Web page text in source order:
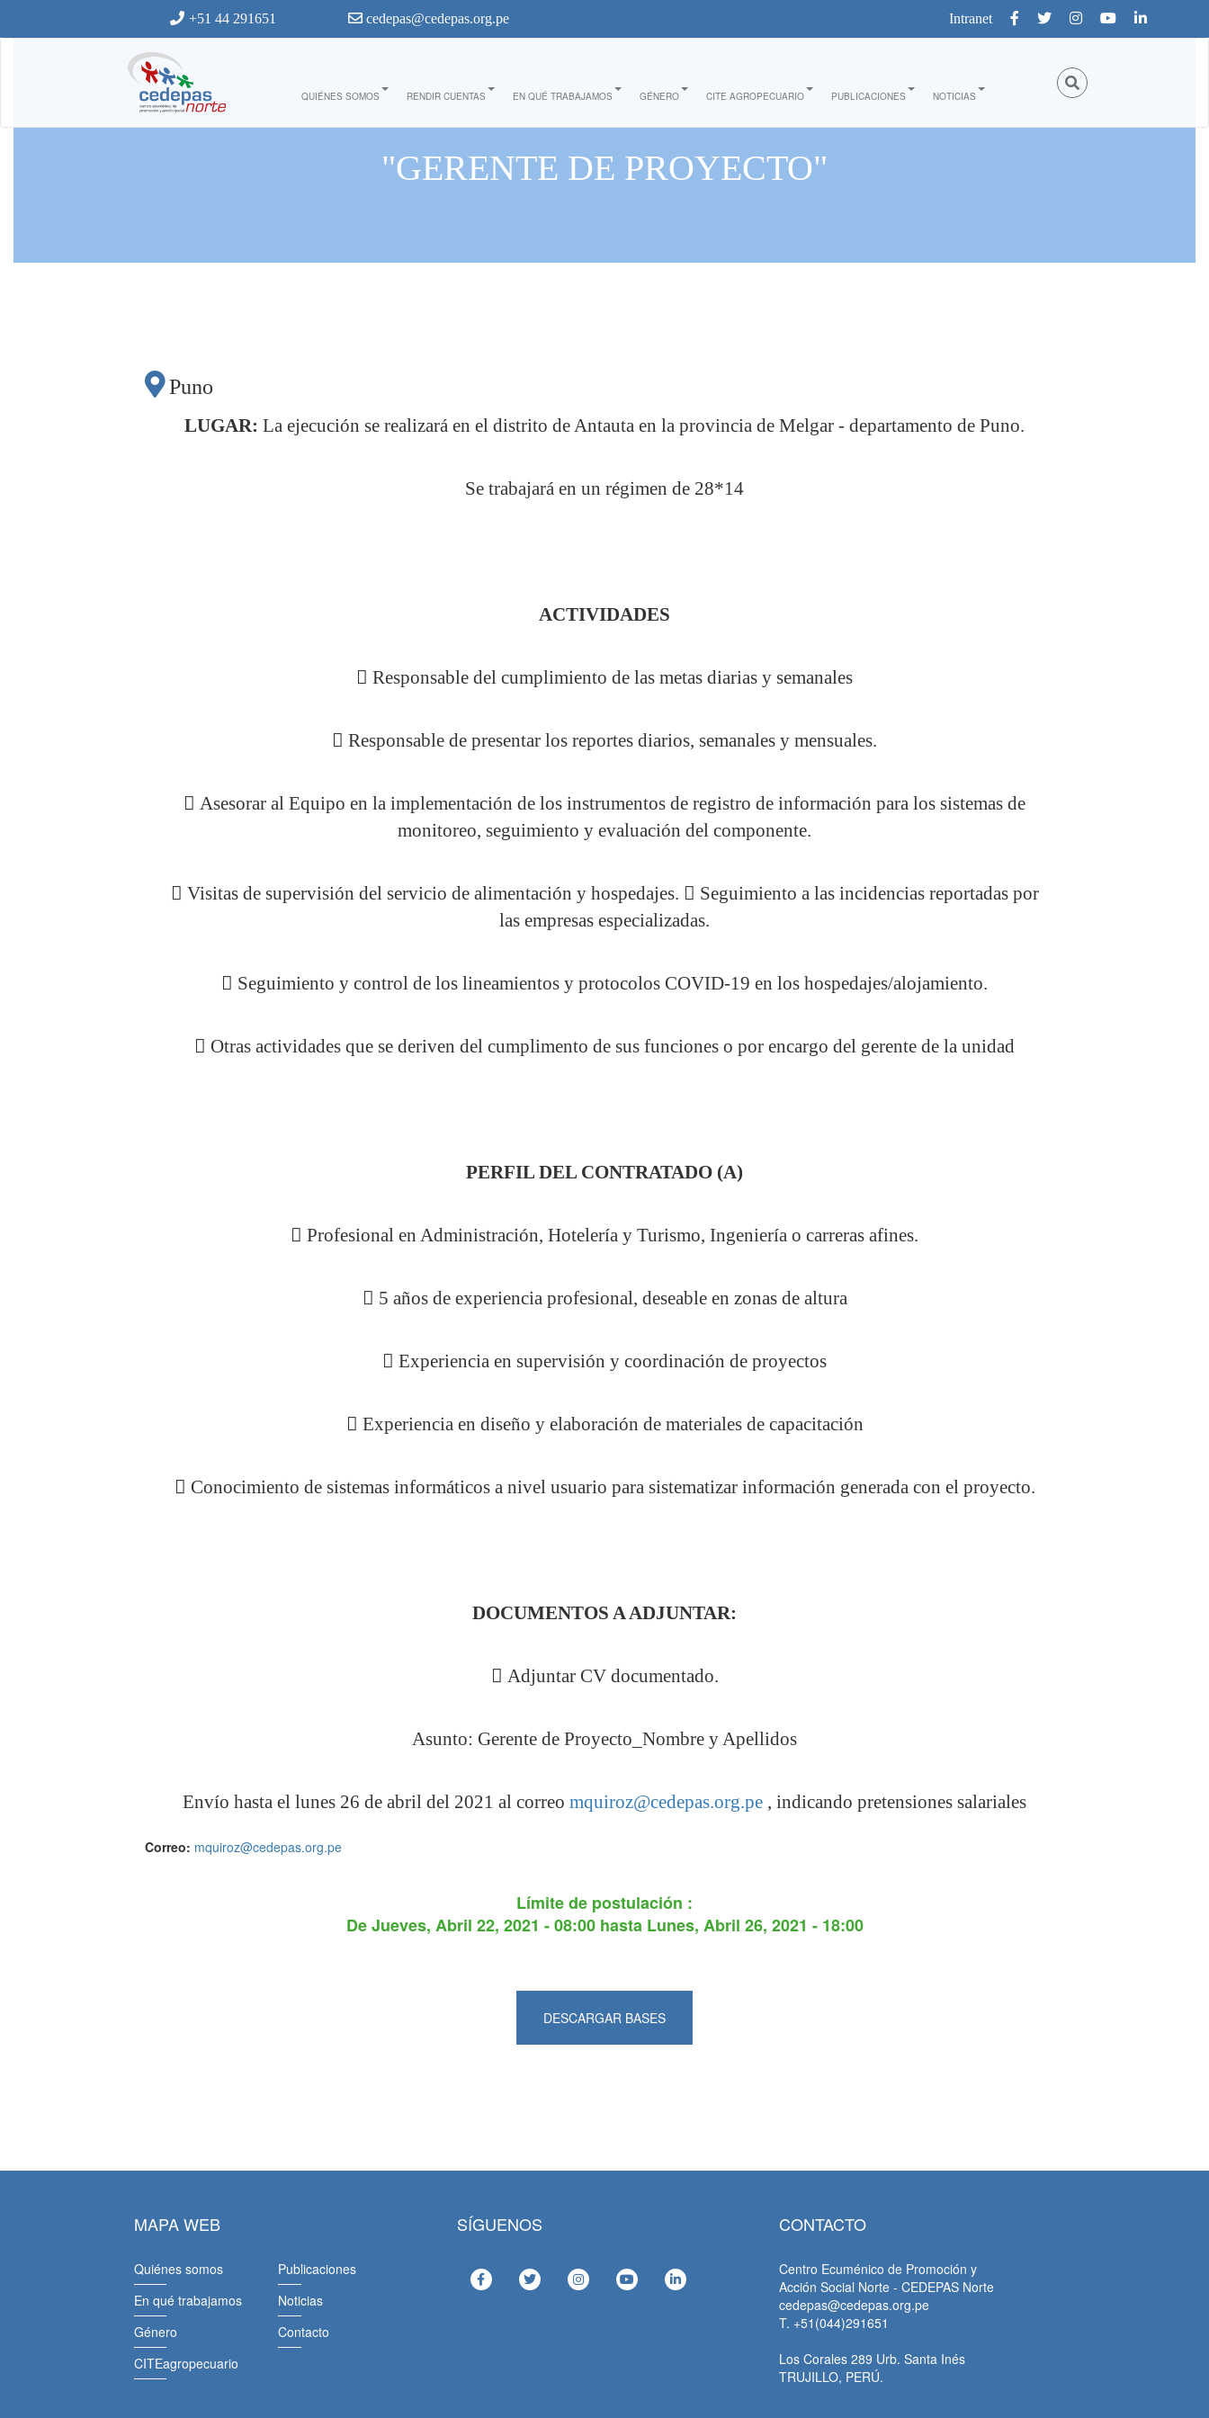
+51 44 291651 cedepas@cedepas.org.pe Intranet
QUIÉNES SOMOS RENDIR CUENTAS EN QUÉ TRABAJAMOS GÉNERO CITE AGROPECUARIO PUBLICACIONES NOTICIAS
"GERENTE DE PROYECTO"
Puno
LUGAR: La ejecución se realizará en el distrito de Antauta en la provincia de Melgar - departamento de Puno.
Se trabajará en un régimen de 28*14
ACTIVIDADES
 Responsable del cumplimiento de las metas diarias y semanales
 Responsable de presentar los reportes diarios, semanales y mensuales.
 Asesorar al Equipo en la implementación de los instrumentos de registro de información para los sistemas de
monitoreo, seguimiento y evaluación del componente.
 Visitas de supervisión del servicio de alimentación y hospedajes.  Seguimiento a las incidencias reportadas por
las empresas especializadas.
 Seguimiento y control de los lineamientos y protocolos COVID-19 en los hospedajes/alojamiento.
 Otras actividades que se deriven del cumplimento de sus funciones o por encargo del gerente de la unidad
PERFIL DEL CONTRATADO (A)
 Profesional en Administración, Hotelería y Turismo, Ingeniería o carreras afines.
 5 años de experiencia profesional, deseable en zonas de altura
 Experiencia en supervisión y coordinación de proyectos
 Experiencia en diseño y elaboración de materiales de capacitación
 Conocimiento de sistemas informáticos a nivel usuario para sistematizar información generada con el proyecto.
DOCUMENTOS A ADJUNTAR:
 Adjuntar CV documentado.
Asunto: Gerente de Proyecto_Nombre y Apellidos
Envío hasta el lunes 26 de abril del 2021 al correo mquiroz@cedepas.org.pe , indicando pretensiones salariales
Correo: mquiroz@cedepas.org.pe
Límite de postulación :
DeJueves, Abril 22, 2021 - 08:00hasta Lunes, Abril 26, 2021 - 18:00
DESCARGAR BASES
MAPA WEB
Quiénes somos
En qué trabajamos
Género
CITEagropecuario
Publicaciones
Noticias
Contacto
SÍGUENOS CONTACTO
Centro Ecuménico de Promoción y
Acción Social Norte - CEDEPAS Norte
cedepas@cedepas.org.pe
T. +51(044)291651
Los Corales 289 Urb. Santa Inés
TRUJILLO, PERÚ.